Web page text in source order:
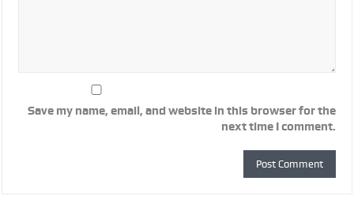
Save my name, email, and website in this browser for the
next time I comment.